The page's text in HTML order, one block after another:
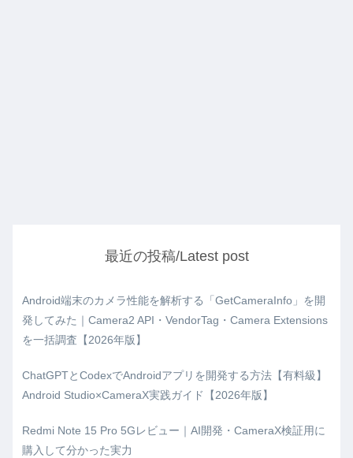
最近の投稿/Latest post
Android端末のカメラ性能を解析する「GetCameraInfo」を開
発してみた｜Camera2 API・VendorTag・Camera Extensions
を一括調査【2026年版】
ChatGPTとCodexでAndroidアプリを開発する方法【有料級】
Android Studio×CameraX実践ガイド【2026年版】
Redmi Note 15 Pro 5Gレビュー｜AI開発・CameraX検証用に
購入して分かった実力